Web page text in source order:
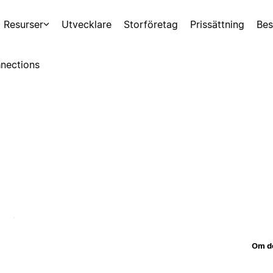
Resurser Utvecklare Storföretag Prissättning
Om